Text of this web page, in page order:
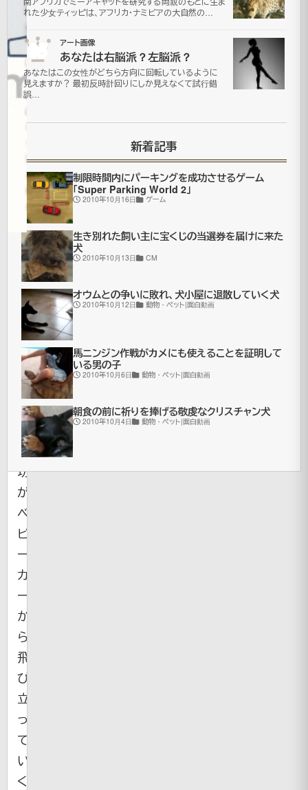
坊
2007
年8月
28日
年7月
新
面
白
動
画
風
船
に
つ
か
ま
っ
た
赤
ん
坊
が
ベ
ビ
ー
カ
ー
か
ら
飛
び
立
っ
て
い
く
れた少女ティッピは、アフリカ・ナミビアの大自然の…
05 アート画像
あなたは右脳派？左脳派？
あなたはこの女性がどちら方向に回転しているように
見えますか？ 最初反時計回りにしか見えなくて試行錯
誤…
新着記事
制限時間内にパーキングを成功させるゲーム
「Super Parking World 2」
2010年10月16日 ゲーム
生き別れた飼い主に宝くじの当選券を届けに来た
犬
2010年10月13日 CM
オウムとの争いに敗れ、犬小屋に退散していく犬
2010年10月12日 動物・ペット|面白動画
馬ニンジン作戦がカメにも使えることを証明して
いる男の子
2010年10月6日 動物・ペット|面白動画
朝食の前に祈りを捧げる敬虔なクリスチャン犬
2010年10月4日 動物・ペット|面白動画